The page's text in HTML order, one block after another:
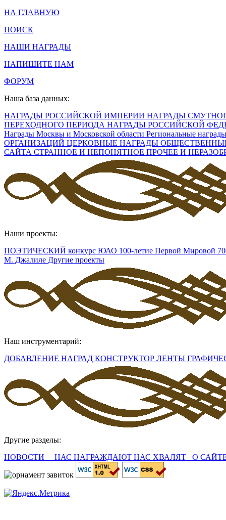
НА ГЛАВНУЮ
ПОИСК
НАШИ НАГРАДЫ
НАПИШИТЕ НАМ
ФОРУМ
Наша база данных:
НАГРАДЫ РОССИЙСКОЙ ИМПЕРИИ НАГРАДЫ
ПЕРЕХОДНОГО ПЕРИОДА НАГРАДЫ РОССИЙСКОЙ
Награды Москвы и Московской области Региональные
ОРГАНИЗАЦИЙ ЦЕРКОВНЫЕ НАГРАДЫ
САЙТА СТРАННОЕ И НЕПОНЯТНОЕ ПРОЧЕЕ И
Наши проекты:
ПОЭТИЧЕСКИЙ конкурс ЮАО 100-летие Первой Мировой
М. Джалиле Другие проекты
Наш инструментарий:
ДОБАВЛЕНИЕ НАГРАД КОНСТРУКТОР ЛЕНТЫ
Другие разделы:
НОВОСТИ
НАС НАГРАЖДАЮТ НАС ХВАЛЯТ О